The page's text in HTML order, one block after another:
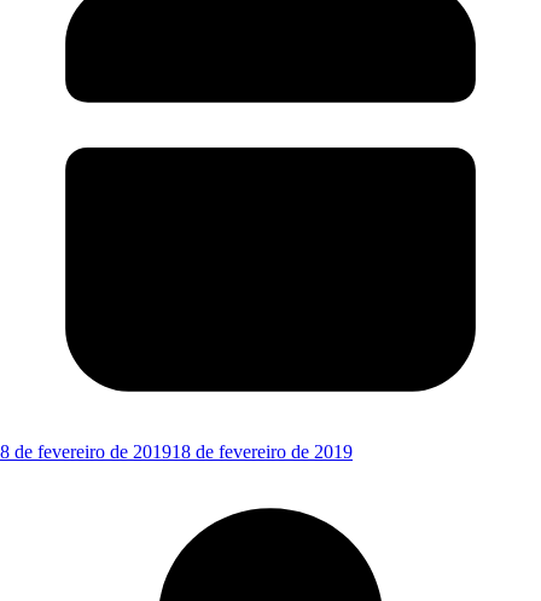
8 de fevereiro de 201918 de fevereiro de 2019